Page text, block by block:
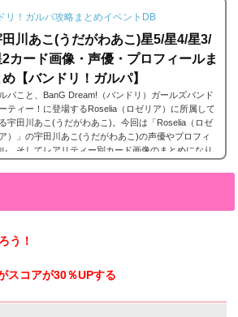
リ！ガルパ攻略まとめイベントDB
田川あこ(うだがわあこ)星5/星4/星3/
2カード画像・声優・プロフィールま
め【バンドリ！ガルパ】
パこと、BanG Dream!（バンドリ）ガールズバンド
ティー！に登場するRoselia（ロゼリア）に所属して
宇田川あこ(うだがわあこ)。今回は「Roselia（ロゼ
）」の宇田川あこ(うだがわあこ)の声優やプロフィ
、そしてレアリティー別カード画像のまとめになり
う！
スコアが30％UPする